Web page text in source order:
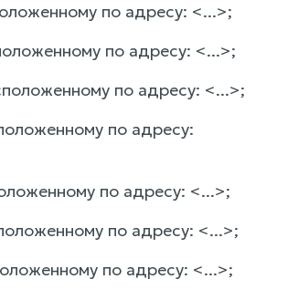
по адресу: <...>;
по адресу: <...>;
по адресу: <...>;
по адресу:
по адресу: <...>;
по адресу: <...>;
по адресу: <...>;